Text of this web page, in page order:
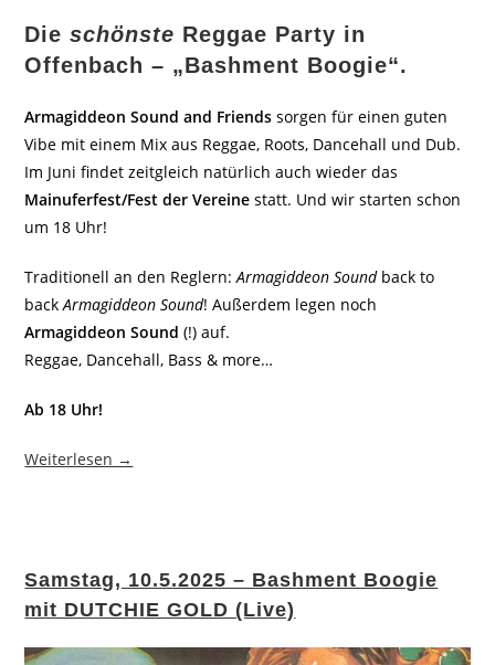
Dieschönste Reggae Party in
Offenbach – „Bashment Boogie“.
Armagiddeon Sound and Friends sorgen für einen guten
Vibe mit einem Mix aus Reggae, Roots, Dancehall und Dub.
Im Juni findet zeitgleich natürlich auch wieder das
Mainuferfest/Fest der Vereine statt. Und wir starten schon
um 18 Uhr!
Traditionell an den Reglern:Armagiddeon Soundback to
backArmagiddeon Sound! Außerdem legen noch
Armagiddeon Sound (!) auf.
Reggae, Dancehall, Bass & more…
Ab 18 Uhr!
Weiterlesen →
Samstag, 10.5.2025 – Bashment Boogie
mit DUTCHIE GOLD (Live)